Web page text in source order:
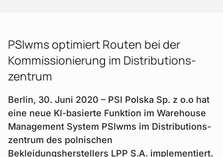
PSIwms optimiert Routen bei der
Kommissionierung im Distributions­
zentrum
Berlin, 30. Juni 2020 – PSI Polska Sp. z o.o hat
eine neue KI-basierte Funktion im Warehouse
Management System PSIwms im Distributions­
zentrum des polnischen
Bekleidungsherstellers LPP S.A. implementiert.